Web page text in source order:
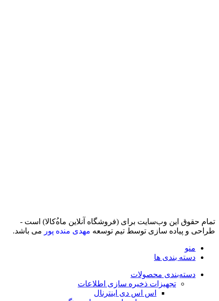
تمام حقوق اين وب‌سايت برای (فروشگاه آنلاین ماه‌‌‌‌‌‌ُکالا) است -
طراحی و پیاده سازی توسط تیم توسعه مهدی منده پور می باشد.
منو
دسته بندی ها
دسته‌بندی محصولات
تجهیزات ذخیره سازی اطلاعات
اس اس دی اینترنال